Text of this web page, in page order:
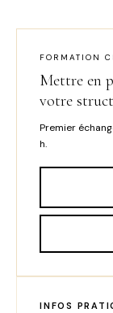
FORMATION
Mettre en
votre
Premier
h.
INFOS